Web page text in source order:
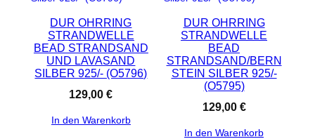
DUR OHRRING
STRANDWELLE
BEAD STRANDSAND
UND LAVASAND
SILBER 925/- (O5796)
129,00€
In den Warenkorb
DUR OHRRING
STRANDWELLE
BEAD
STRANDSAND/BERN
STEIN SILBER 925/-
(O5795)
129,00 €
In den Warenkorb